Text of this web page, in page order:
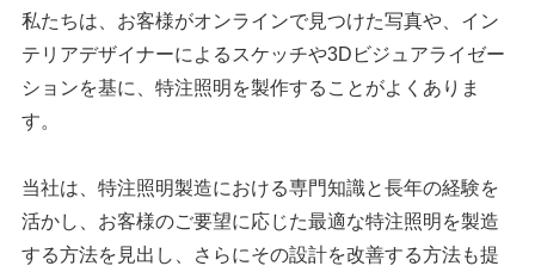
私たちは、お客様がオンラインで見つけた写真や、イン
テリアデザイナーによるスケッチや3Dビジュアライゼー
ションを基に、特注照明を製作することがよくありま
す。
当社は、特注照明製造における専門知識と長年の経験を
活かし、お客様のご要望に応じた最適な特注照明を製造
する方法を見出し、さらにその設計を改善する方法も提